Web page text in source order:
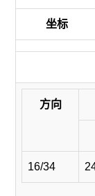
坐标
方向
16/34